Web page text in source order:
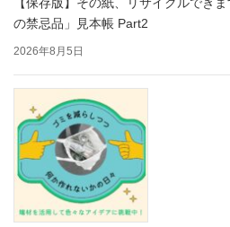
の禁忌品」見本帳 Part2
2026年8月5日